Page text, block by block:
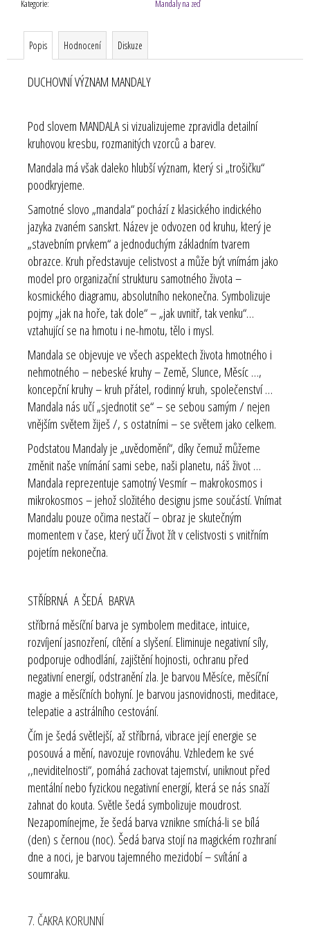
Kategorie: Mandaly na zeď
Popis Hodnocení Diskuze
DUCHOVNÍVÝZNAM MANDALY
Pod slovem MANDALAsi vizualizujeme zpravidla detailní
kruhovou kresbu, rozmanitých vzorců a barev.
Mandala má však daleko hlubší význam, který si „trošičku“
poodkryjeme.
Samotné slovo „mandala“ pochází z klasického indického
jazyka zvaném sanskrt. Název je odvozen od kruhu, který je
„stavebním prvkem“ a jednoduchým základním tvarem
obrazce. Kruh představuje celistvost a může být vnímám jako
model pro organizační strukturu samotného života –
kosmického diagramu, absolutního nekonečna. Symbolizuje
pojmy „jak na hoře, tak dole“ – „jak uvnitř, tak venku“…
vztahující se na hmotu i ne-hmotu, tělo i mysl.
Mandala se objevuje ve všech aspektech života hmotného i
nehmotného – nebeské kruhy – Země, Slunce, Měsíc …,
koncepční kruhy – kruh přátel, rodinný kruh, společenství …
Mandala nás učí „sjednotit se“ – se sebou samým / nejen
vnějším světem žiješ /, s ostatními – se světem jako celkem.
Podstatou Mandaly je „uvědomění“, díky čemuž můžeme
změnit naše vnímání sami sebe, naši planetu, náš život …
Mandala reprezentuje samotný Vesmír – makrokosmos i
mikrokosmos – jehož složitého designu jsme součástí. Vnímat
Mandalu pouze očima nestačí – obraz je skutečným
momentem v čase, který učí Život žít v celistvosti s vnitřním
pojetím nekonečna.
STŘÍBRNÁ A ŠEDÁ BARVA
stříbrná měsíční barva je symbolem meditace, intuice,
rozvíjení jasnozření, cítění a slyšení. Eliminuje negativní síly,
podporuje odhodlání, zajištění hojnosti, ochranu před
negativní energií, odstranění zla. Je barvou Měsíce, měsíční
magie a měsíčních bohyní. Je barvou jasnovidnosti, meditace,
telepatie a astrálního cestování.
Čím je šedá světlejší, až stříbrná, vibrace její energie se
posouvá a mění, navozuje rovnováhu. Vzhledem ke své
,,neviditelnosti“, pomáhá zachovat tajemství, uniknout před
mentální nebo fyzickou negativní energií, která se nás snaží
zahnat do kouta. Světle šedá symbolizuje moudrost.
Nezapomínejme, že šedá barva vznikne smíchá-li se bílá
(den) s černou (noc). Šedá barva stojí na magickém rozhraní
dne a noci, je barvou tajemného mezidobí – svítání a
soumraku.
7. ČAKRA KORUNNÍ